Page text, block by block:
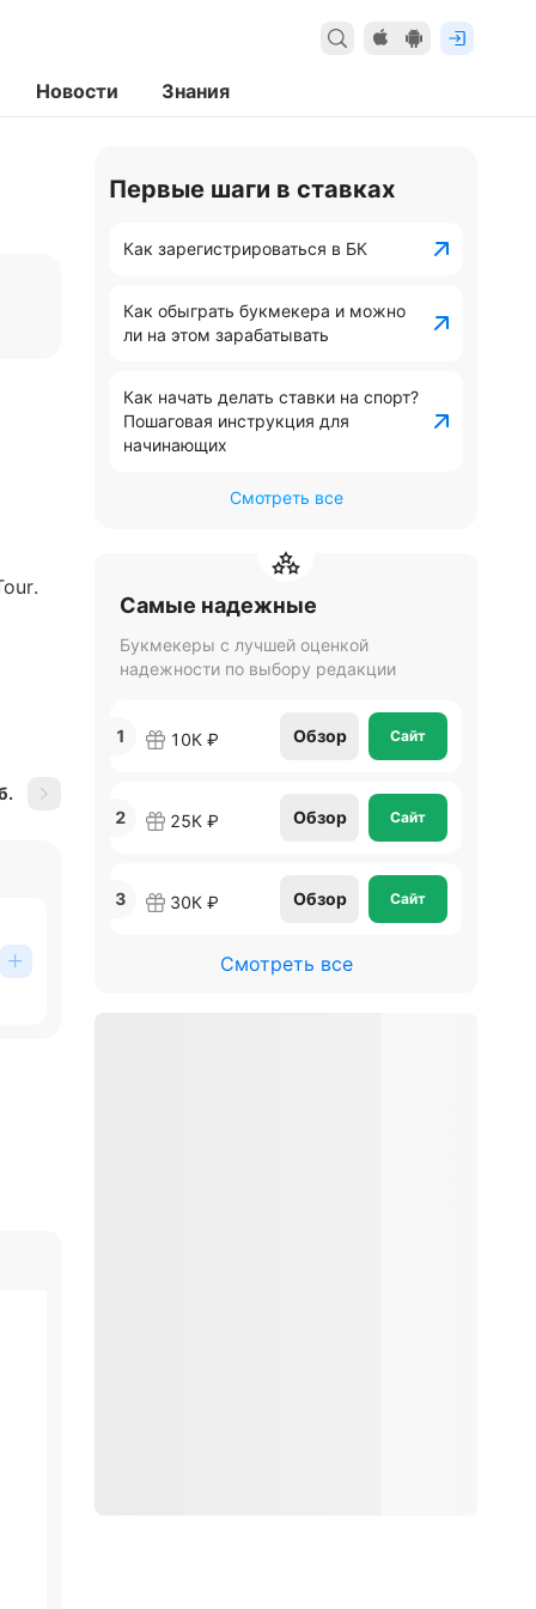
Новости Знания
Первые шаги в ставках
Как зарегистрироваться в БК
Как обыграть букмекера и можно
ли на этом зарабатывать
Как начать делать ставки на спорт?
Пошаговая инструкция для
начинающих
Смотреть все
Самые надежные
Букмекеры с лучшей оценкой
надежности по выбору редакции
1 10К ₽ Обзор Сайт
2 25К ₽ Обзор Сайт
3 30К ₽ Обзор Сайт
Смотреть все